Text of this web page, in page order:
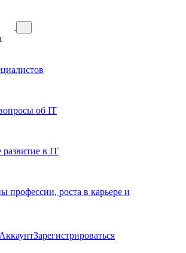
об IT
в IT
профессии, роста в карьере и
Зарегистрироваться